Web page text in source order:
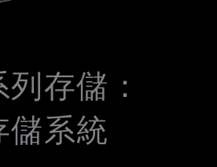
存儲：
儲系統